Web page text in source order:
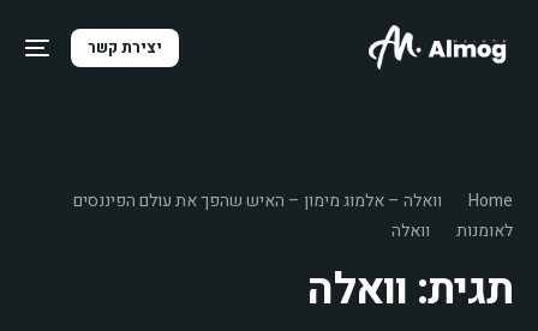
יצירת קשר
Home
וואלה – אלמוג מימון – האיש שהפך את עולם הפיננסים
לאומנות
וואלה
תגית: וואלה